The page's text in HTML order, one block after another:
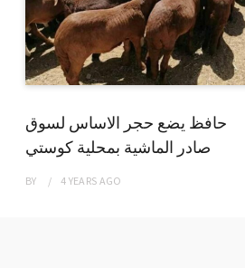
حافظ يضع حجر الاساس لسوق
صادر الماشية بمحلية كوستي
BY 4 YEARS AGO